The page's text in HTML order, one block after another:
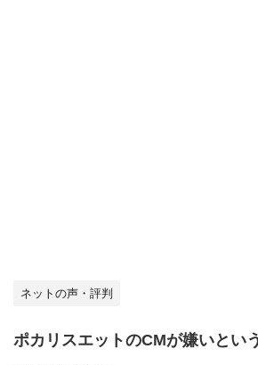
ネットの声・評判
ポカリスエットのCMが嫌いとい